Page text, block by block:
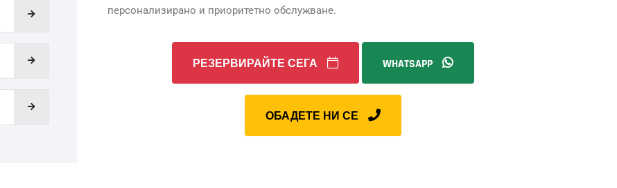
персонализирано и приоритетно обслужване.
РЕЗЕРВИРАЙТЕ СЕГА WHATSAPP
ОБАДЕТЕ НИ СЕ